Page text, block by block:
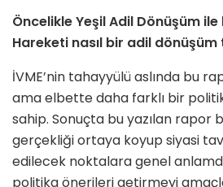
Öncelikle Yeşil Adil Dönüşüm
Hareketi nasıl bir adil dönüşüm
İVME’nin tahayyülü aslında bu
ama elbette daha farklı bir
sahip. Sonuçta bu yazılan rapor
gerçekliği ortaya koyup siyasi
edilecek noktalara genel
politika önerileri getirmeyi